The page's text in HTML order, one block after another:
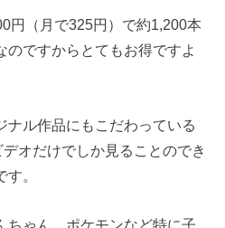
円（月で325円）で約1,200本
のですからとてもお得ですよ
ナル作品にもこだわっている
オだけでしか見ることのでき
。
ちゃん、ポケモンなど特に子